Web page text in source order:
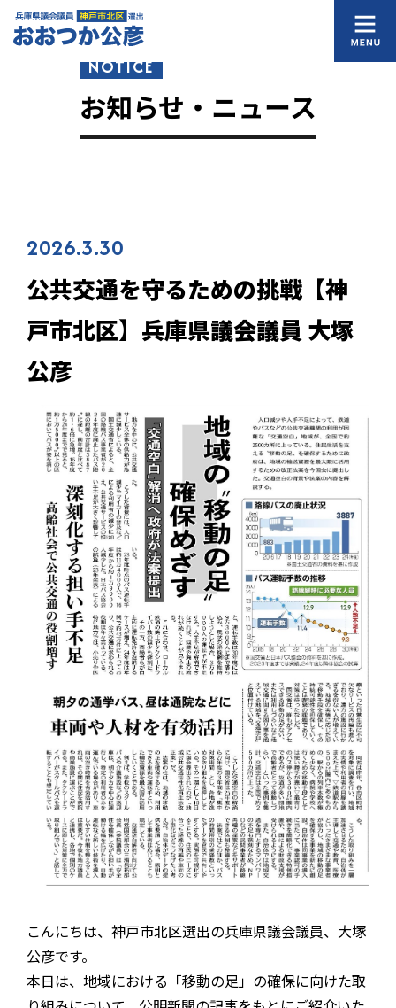
NOTICE
お知らせ・ニュース
2026.3.30
公共交通を守るための挑戦【神
戸市北区】兵庫県議会議員 大塚
公彦
こんにちは、神戸市北区選出の兵庫県議会議員、大塚
公彦です。
本日は、地域における「移動の足」の確保に向けた取